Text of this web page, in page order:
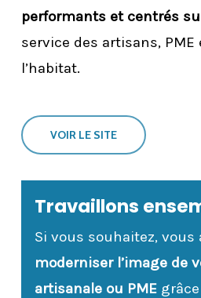
performants et centrés
service des artisans,
l’habitat.
VOIR LE SITE
Travaillons
Si vous souhaitez, vous
moderniser l’image de
artisanale ou PME